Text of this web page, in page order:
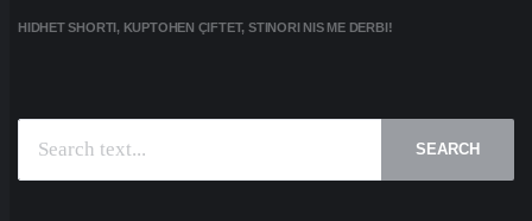
HIDHET SHORTI, KUPTOHEN ÇIFTET, STINORI NIS ME DERBI!
SEARCH